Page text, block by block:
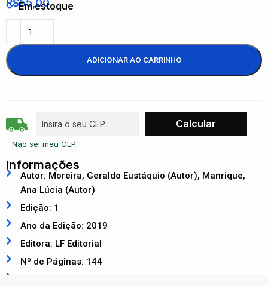
R$55,00
Em estoque
ADICIONAR AO CARRINHO
Não sei meu CEP
Informações
Autor: Moreira, Geraldo Eustáquio (Autor), Manrique,
Ana Lúcia (Autor)
Edição: 1
Ano da Edição: 2019
Editora: LF Editorial
Nº de Páginas: 144